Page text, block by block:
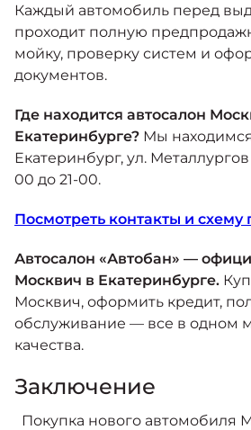
Каждый автомобиль перед
проходит полную
мойку, проверку систем и
документов.
Где находится автосалон
Екатеринбурге? Мы находимся
Екатеринбург, ул.
00 до 21-00.
Посмотреть контакты и схему
Автосалон «Автобан» —
Москвич в Екатеринбурге.
Москвич, оформить кредит,
обслуживание — все в одном
качества.
Заключение
Покупка нового автомобиля